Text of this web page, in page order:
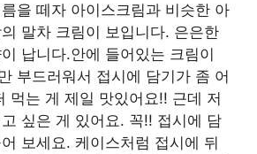
을 떼자 아이스크림과 비슷한 아
말차 크림이 보입니다. 은은한
납니다.안에 들어있는 크림이
부드러워서 접시에 담기가 좀 어
먹는 게 제일 맛있어요!! 근데 저
싶은 게 있어요. 꼭!! 접시에 담
보세요. 케이스처럼 접시에 뒤